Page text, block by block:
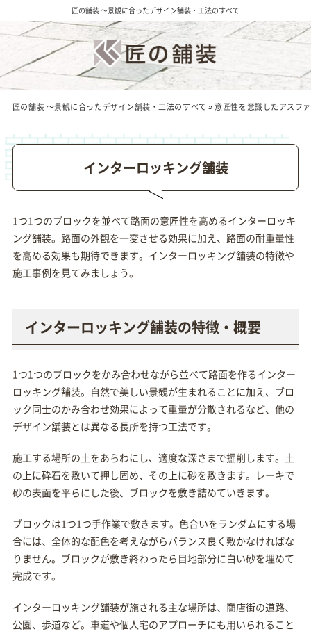
匠の舗装 ～景観に合ったデザイン舗装・工法のすべて
匠の舗装 ～景観に合ったデザイン舗装・工法のすべて » 意匠性を意識したアスフ
インターロッキング舗装
1つ1つのブロックを並べて路面の意匠性を高めるインターロッキ
ング舗装。路面の外観を一変させる効果に加え、路面の耐重量性
を高める効果も期待できます。インターロッキング舗装の特徴や
施工事例を見てみましょう。
インターロッキング舗装の特徴・概要
1つ1つのブロックをかみ合わせながら並べて路面を作るインター
ロッキング舗装。自然で美しい景観が生まれることに加え、ブロ
ック同士のかみ合わせ効果によって重量が分散されるなど、他の
デザイン舗装とは異なる長所を持つ工法です。
施工する場所の土をあらわにし、適度な深さまで掘削します。土
の上に砕石を敷いて押し固め、その上に砂を敷きます。レーキで
砂の表面を平らにした後、ブロックを敷き詰めていきます。
ブロックは1つ1つ手作業で敷きます。色合いをランダムにする場
合には、全体的な配色を考えながらバランス良く敷かなければな
りません。ブロックが敷き終わったら目地部分に白い砂を埋めて
完成です。
インターロッキング舗装が施される主な場所は、商店街の道路、
公園、歩道など。車道や個人宅のアプローチにも用いられること